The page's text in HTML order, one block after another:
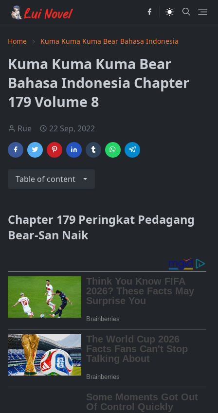
Home Kuma Kuma Kuma Bear Bahasa Indonesia
Kuma Kuma Kuma Bear
Bahasa Indonesia Chapter
179 Volume 8
Rue 22 Sep, 2022
Table of content
Chapter 179 Peringkat Pedagang
Bear-San Naik